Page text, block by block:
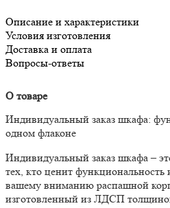
Описание и характеристики
Условия изготовления
Доставка и оплата
Вопросы-ответы
О товаре
Индивидуальный заказ шкафа:
одном флаконе
Индивидуальный заказ шкафа –
тех, кто ценит функциональность
вашему вниманию распашной
изготовленный из ЛДСП